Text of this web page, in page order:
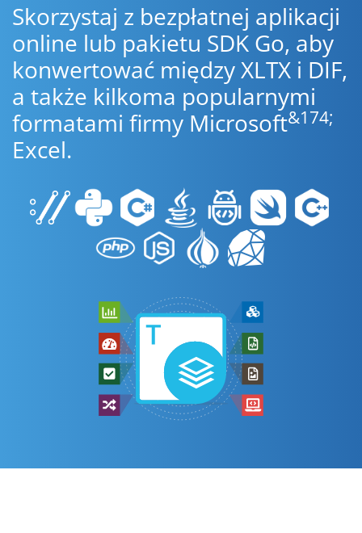
Skorzystaj z bezpłatnej aplikacji
online lub pakietu SDK Go, aby
konwertować między XLTX i DIF,
a także kilkoma popularnymi
formatami firmy Microsoft&174;
Excel.